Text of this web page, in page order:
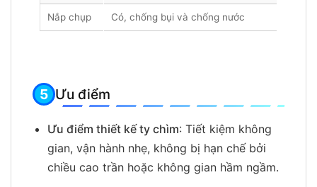
Nắp chụp Có, chống bụi và chống nước
Ưu điểm
Ưu điểm thiết kế ty chìm: Tiết kiệm không
gian, vận hành nhẹ, không bị hạn chế bởi
chiều cao trần hoặc không gian hầm ngầm.